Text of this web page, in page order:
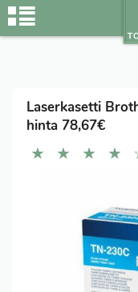
Laserkasetti
hinta 78,67€
★ ★ ★ ★